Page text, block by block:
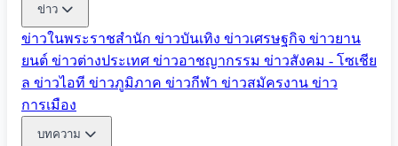
ข่าว
ข่าวในพระราชสำนัก ข่าวบันเทิง ข่าวเศรษฐกิจ ข่าวยาน
ยนต์ ข่าวต่างประเทศ ข่าวอาชญากรรม ข่าวสังคม - โซเชีย
ล ข่าวไอที ข่าวภูมิภาค ข่าวกีฬา ข่าวสมัครงาน ข่าว
การเมือง
บทความ